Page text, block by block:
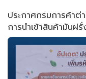
ประกาศกรมการค้าต่
การนำเข้าสินค้ามันฝ